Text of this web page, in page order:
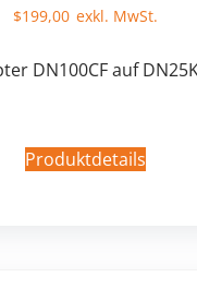
$199,00
DN100CF auf
Produktdetails